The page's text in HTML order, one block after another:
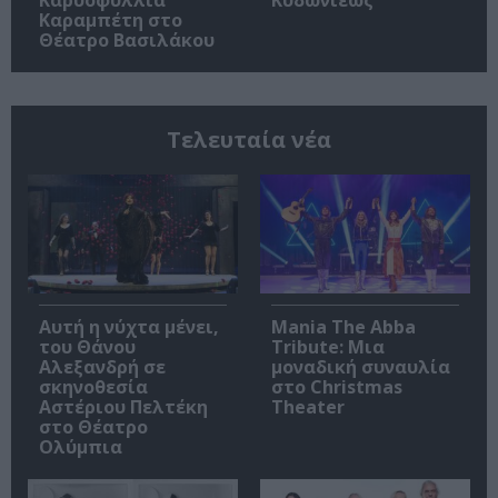
Καραμπέτη στο
Θέατρο Βασιλάκου
Τελευταία νέα
Αυτή η νύχτα μένει,
του Θάνου
Αλεξανδρή σε
σκηνοθεσία
Αστέριου Πελτέκη
στο Θέατρο
Ολύμπια
Mania The Abba
Tribute: Μια
μοναδική συναυλία
στο Christmas
Theater